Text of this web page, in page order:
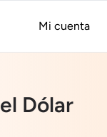
Mi cuenta
Dólar